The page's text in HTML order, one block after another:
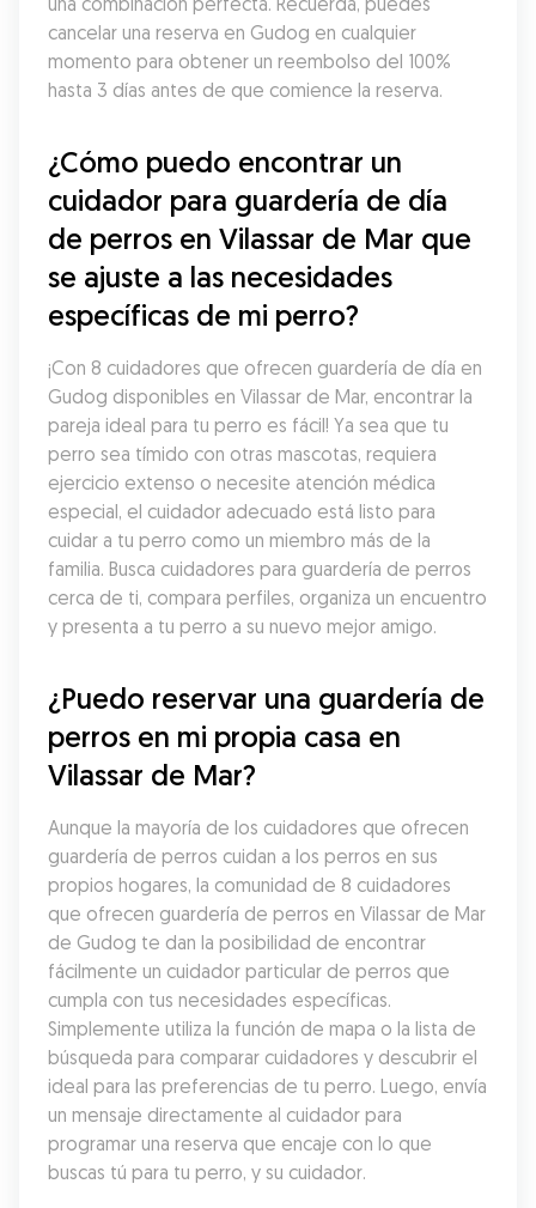
cancelar una reserva en Gudog en cualquier
momento para obtener un reembolso del 100%
hasta 3 días antes de que comience la reserva.
¿Cómo puedo encontrar un
cuidador para guardería de día
de perros en Vilassar de Mar que
se ajuste a las necesidades
específicas de mi perro?
¡Con 8 cuidadores que ofrecen guardería de día en
Gudog disponibles en Vilassar de Mar, encontrar la
pareja ideal para tu perro es fácil! Ya sea que tu
perro sea tímido con otras mascotas, requiera
ejercicio extenso o necesite atención médica
especial, el cuidador adecuado está listo para
cuidar a tu perro como un miembro más de la
familia. Busca cuidadores para guardería de perros
cerca de ti, compara perfiles, organiza un encuentro
y presenta a tu perro a su nuevo mejor amigo.
¿Puedo reservar una guardería de
perros en mi propia casa en
Vilassar de Mar?
Aunque la mayoría de los cuidadores que ofrecen
guardería de perros cuidan a los perros en sus
propios hogares, la comunidad de 8 cuidadores
que ofrecen guardería de perros en Vilassar de Mar
de Gudog te dan la posibilidad de encontrar
fácilmente un cuidador particular de perros que
cumpla con tus necesidades específicas.
Simplemente utiliza la función de mapa o la lista de
búsqueda para comparar cuidadores y descubrir el
ideal para las preferencias de tu perro. Luego, envía
un mensaje directamente al cuidador para
programar una reserva que encaje con lo que
buscas tú para tu perro, y su cuidador.